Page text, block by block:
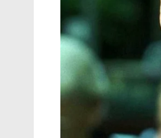
1921ൽ ഈ പള്ളി
ചെയ്യാൻ ഭീകരവാദി
muslim march